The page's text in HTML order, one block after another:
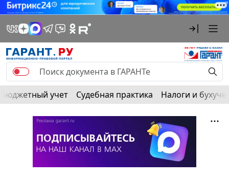
Бюджетный учет Судебная практика Налоги и